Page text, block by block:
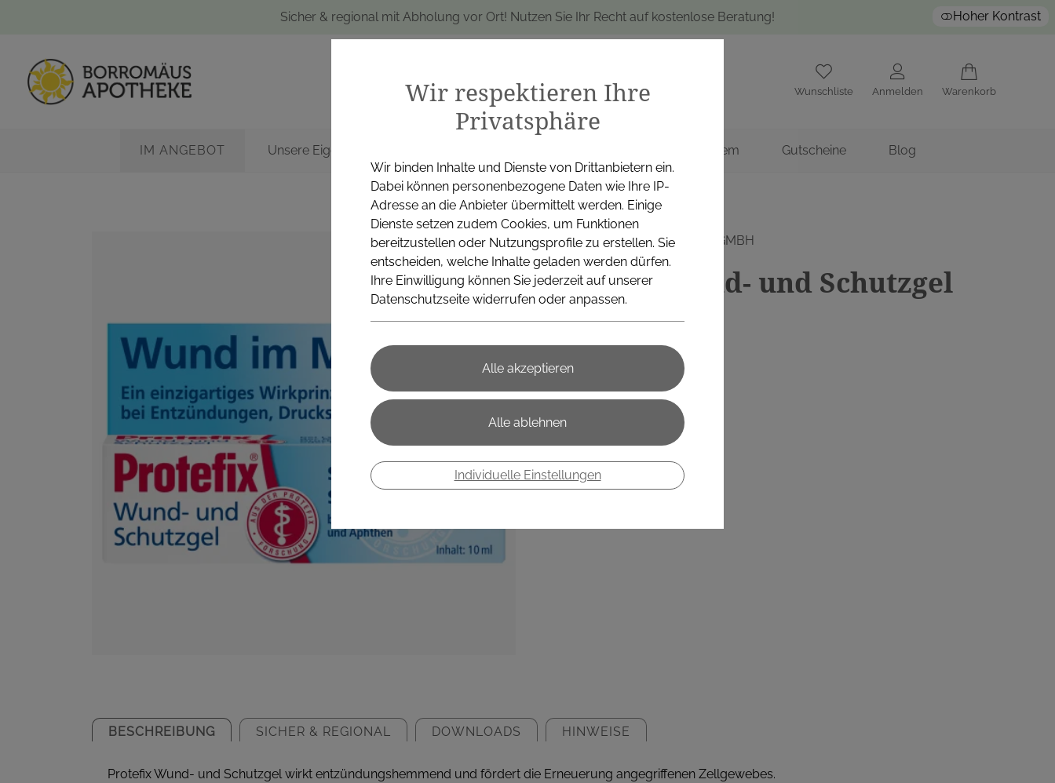
Sicher & regional mit Abholung vor Ort! Nutzen Sie Ihr Recht auf kostenlose Beratung! Hoher Kontrast
Wunschliste Anmelden Warenkorb
IM ANGEBOT Unsere Eigenprodukte Institem Gutscheine Blog
QUEISSER PHARMA AUSTRIA GMBH
Protefix Wund- und Schutzgel
(10 ml)
€ 6,95
€ 69,50 / 100 ml
Preis inkl. MwSt.
BESCHREIBUNG SICHER & REGIONAL DOWNLOADS HINWEISE
Protefix Wund- und Schutzgel wirkt entzündungshemmend und fördert die Erneuerung angegriffenen Zellgewebes.
Wir respektieren Ihre
Privatsphäre
Wir binden Inhalte und Dienste von Drittanbietern ein.
Dabei können personenbezogene Daten wie Ihre IP-
Adresse an die Anbieter übermittelt werden. Einige
Dienste setzen zudem Cookies, um Funktionen
bereitzustellen oder Nutzungsprofile zu erstellen. Sie
entscheiden, welche Inhalte geladen werden dürfen.
Ihre Einwilligung können Sie jederzeit auf unserer
Datenschutzseite widerrufen oder anpassen.
Individuelle Einstellungen